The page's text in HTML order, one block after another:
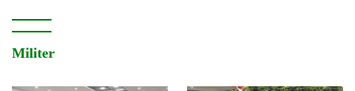
Militer